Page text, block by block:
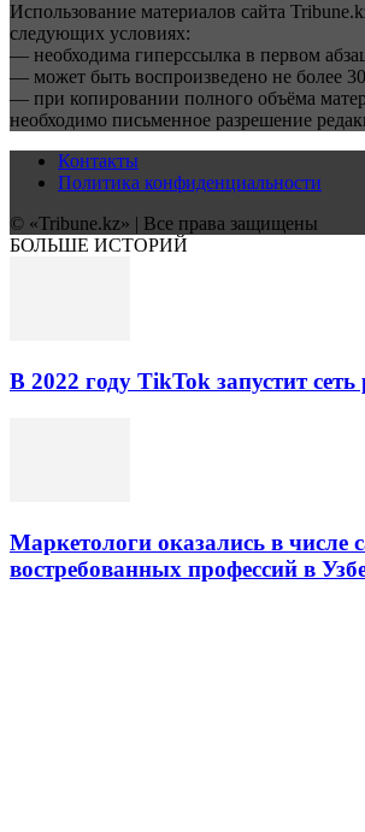
Использование материалов сайта
следующих условиях:
— необходима гиперссылка в первом
— может быть воспроизведено не более
— при копировании полного объёма
необходимо письменное разрешение
Контакты
Политика конфиденциальности
© «Tribune.kz» | Все права защищены
БОЛЬШЕ ИСТОРИЙ
В 2022 году TikTok запустит сеть
Маркетологи оказались в числе
востребованных профессий в